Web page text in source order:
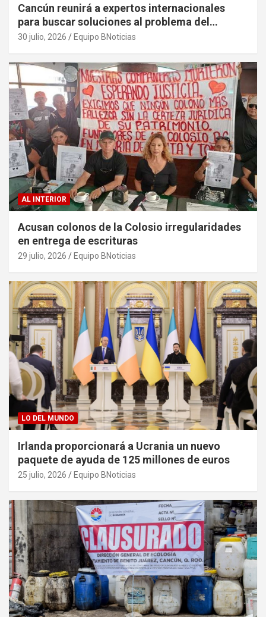
Cancún reunirá a expertos internacionales
para buscar soluciones al problema del
sargazo
30 julio, 2026 Equipo BNoticias
AL INTERIOR
Acusan colonos de la Colosio irregularidades
en entrega de escrituras
29 julio, 2026 Equipo BNoticias
LO DEL MUNDO
Irlanda proporcionará a Ucrania un nuevo
paquete de ayuda de 125 millones de euros
25 julio, 2026 Equipo BNoticias